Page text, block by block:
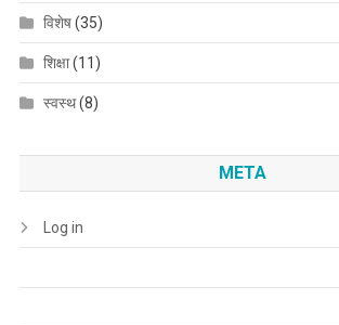
विशेष(35)
शिक्षा(11)
स्वस्थ(8)
META
Log in